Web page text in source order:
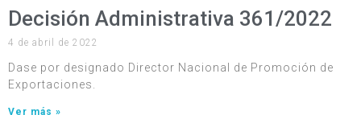
Decisión Administrativa 361/2022
4 de abril de 2022
Dase por designado Director Nacional de Promoción de
Exportaciones.
Ver más »